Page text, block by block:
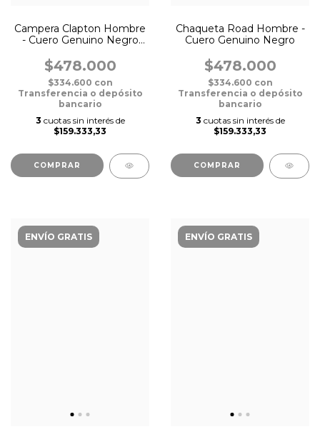
Campera Clapton Hombre
- Cuero Genuino Negro
$478.000
$334.600 con
Transferencia o depósito
bancario
3 cuotas sin interés de
$159.333,33
COMPRAR
Chaqueta Road Hombre -
Cuero Genuino Negro
$478.000
$334.600 con
Transferencia o depósito
bancario
3 cuotas sin interés de
$159.333,33
COMPRAR
ENVÍO GRATIS ENVÍO GRATIS